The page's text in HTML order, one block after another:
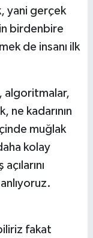
yani gerçek
birdenbire
de insanı ilk
algoritmalar,
ne kadarının
muğlak
kolay
fakat